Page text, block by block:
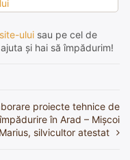
ului sau pe cel de
și hai să împădurim!
proiecte tehnice de
împădurire în Arad – Mișcoi
Marius, silvicultor atestat